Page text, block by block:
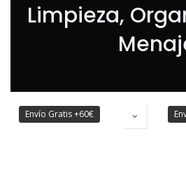
Limpieza,
Envío Gratis +60€